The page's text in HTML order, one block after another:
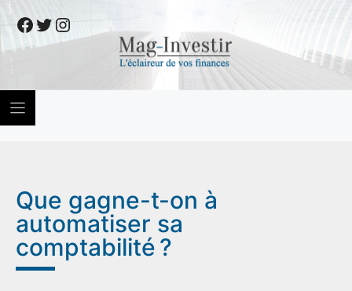
to
content
Facebook
Twitter
Instagram
Que gagne-t-on à
automatiser sa
comptabilité ?